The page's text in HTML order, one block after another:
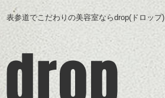
表参道でこだわりの美容室ならdrop(ドロップ)